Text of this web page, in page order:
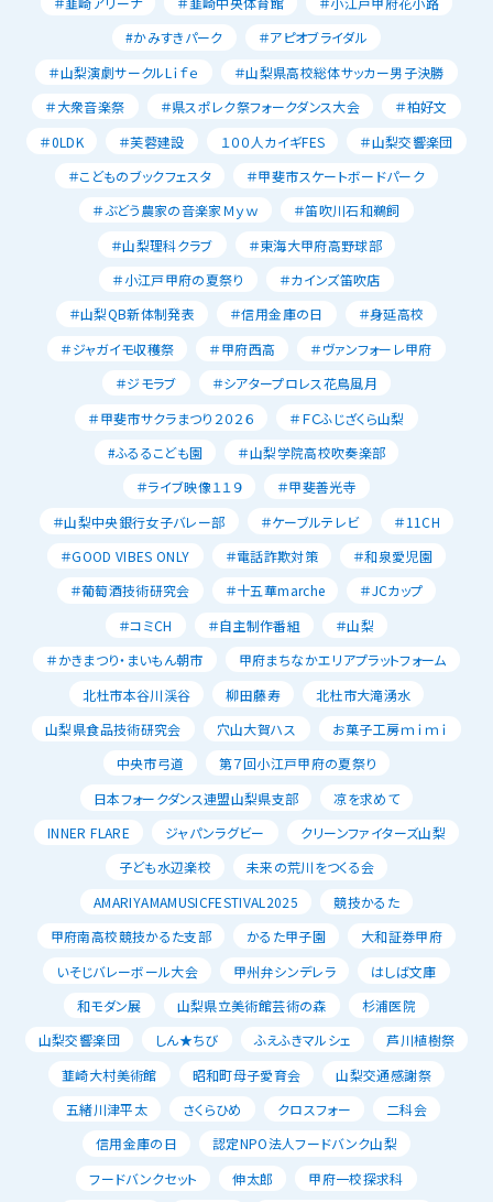
#かみすきパーク
＃アピオブライダル
＃山梨演劇サークルLｉｆｅ
＃山梨県高校総体サッカー男子決勝
＃大衆音楽祭
＃県スポレク祭フォークダンス大会
＃柏好文
＃0LDK
＃芙蓉建設 １００人カイギFES
＃山梨交響楽団
＃こどものブックフェスタ
＃甲斐市スケートボードパーク
＃ぶどう農家の音楽家Ｍｙｗ
＃笛吹川石和鵜飼
＃山梨理科クラブ
＃東海大甲府高野球部
＃小江戸甲府の夏祭り
＃カインズ笛吹店
＃山梨QB新体制発表
＃信用金庫の日
＃身延高校
＃ジャガイモ収穫祭
＃甲府西高
＃ヴァンフォーレ甲府
＃ジモラブ
＃シアタープロレス花鳥風月
＃甲斐市サクラまつり２０２６
＃ＦＣふじざくら山梨
#ふるるこども園
＃山梨学院高校吹奏楽部
＃ライブ映像１１９
＃甲斐善光寺
＃山梨中央銀行女子バレー部
＃ケーブルテレビ
＃11CH
＃GOOD VIBES ONLY
＃電話詐欺対策
＃和泉愛児園
＃葡萄酒技術研究会
＃十五華marche
＃JCカップ
＃コミCH
＃自主制作番組
＃山梨
＃かきまつり・まいもん朝市
甲府まちなかエリアプラットフォーム
北杜市本谷川渓谷
柳田藤寿
北杜市大滝湧水
山梨県食品技術研究会
穴山大賀ハス
お菓子工房ｍｉｍｉ
中央市弓道
第７回小江戸甲府の夏祭り
日本フォークダンス連盟山梨県支部
凉を求めて
INNER FLARE
ジャパンラグビー
クリーンファイターズ山梨
子ども水辺楽校
未来の荒川をつくる会
AMARIYAMAMUSICFESTIVAL2025
競技かるた
甲府南高校競技かるた支部
かるた甲子園
大和証券甲府
いそじバレーボール大会
甲州弁シンデレラ
はしば文庫
和モダン展
山梨県立美術館芸術の森
杉浦医院
山梨交響楽団
しん★ちび ふえふきマルシェ
芦川植樹祭
韮崎大村美術館
昭和町母子愛育会
山梨交通感謝祭
五緒川津平太
さくらひめ クロスフォー
二科会
信用金庫の日
認定NPO法人フードバンク山梨
フードバンクセット
伸太郎
甲府一校探求科